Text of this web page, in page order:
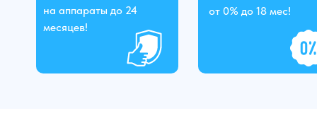
на аппараты до 24
месяцев!
от 0% до 18 мес!